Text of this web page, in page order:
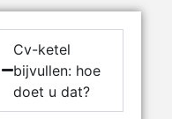
Cv-ketel
bijvullen: hoe
doet u dat?